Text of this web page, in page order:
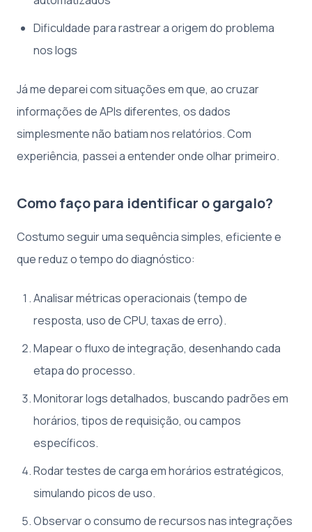
Dificuldade para rastrear a origem do problema
nos logs
Já me deparei com situações em que, ao cruzar
informações de APIs diferentes, os dados
simplesmente não batiam nos relatórios. Com
experiência, passei a entender onde olhar primeiro.
Como faço para identificar o gargalo?
Costumo seguir uma sequência simples, eficiente e
que reduz o tempo do diagnóstico:
Analisar métricas operacionais (tempo de
resposta, uso de CPU, taxas de erro).
Mapear o fluxo de integração, desenhando cada
etapa do processo.
Monitorar logs detalhados, buscando padrões em
horários, tipos de requisição, ou campos
específicos.
Rodar testes de carga em horários estratégicos,
simulando picos de uso.
Observar o consumo de recursos nas integrações